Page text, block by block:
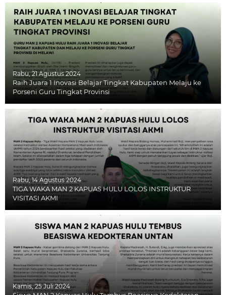
Rabu, 21 Agustus 2024
Raih Juara 1 Inovasi Belajar Tingkat Kabupaten Melaju ke
Porseni Guru Tingkat Provinsi
Rabu, 14 Agustus 2024
TIGA WAKA MAN 2 KAPUAS HULU LOLOS INSTRUKTUR
VISITASI AKMI
Kamis, 25 Juli 2024